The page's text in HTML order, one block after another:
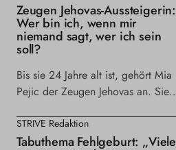
Zeugen Jehovas-Aussteigerin:
Wer bin ich, wenn mir
niemand sagt, wer ich sein
soll?
Bis sie 24 Jahre alt ist, gehört Mia
Pejic der Zeugen Jehovas an. Sie
kleingehalten ...
STRIVE Redaktion
Tabuthema Fehlgeburt: „Viele